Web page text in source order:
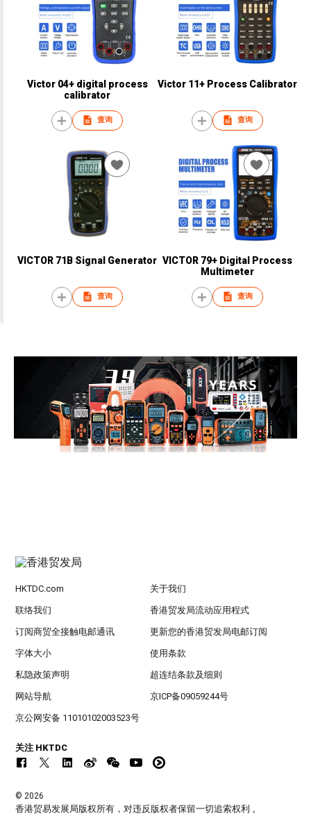
Victor 04+ digital process
calibrator
查询
Victor 11+ Process Calibrator
查询
VICTOR 71B Signal Generator
查询
VICTOR 79+ Digital Process
Multimeter
查询
HKTDC.com 关于我们
联络我们 香港贸发局流动应用程式
订阅商贸全接触电邮通讯 更新您的香港贸发局电邮订阅
字体大小 使用条款
私隐政策声明 超连结条款及细则
网站导航 京ICP备09059244号
京公网安备 11010102003523号
关注 HKTDC
© 2026
香港贸易发展局版权所有，对违反版权者保留一切追索权利 。